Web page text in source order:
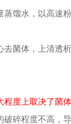
馏水，以高速
菌体，上清透
度上取决了菌
碎程度不高，